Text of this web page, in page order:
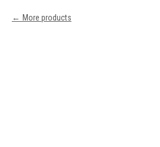
More products